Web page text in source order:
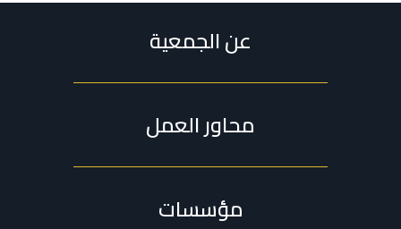
عن الجمعية
محاور العمل
مؤسسات